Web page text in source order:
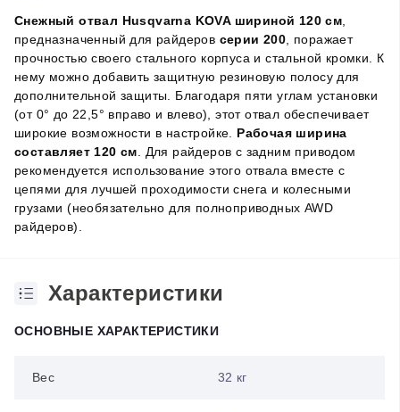
Снежный отвал Husqvarna KOVA шириной 120 см
предназначенный для райдеров серии 200 , поражает
прочностью своего стального корпуса и стальной кромки. К
нему можно добавить защитную резиновую полосу для
дополнительной защиты. Благодаря пяти углам установки
(от 0° до 22,5° вправо и влево), этот отвал обеспечивает
широкие возможности в настройке. Рабочая ширина
составляет 120 см . Для райдеров с задним приводом
рекомендуется использование этого отвала вместе с
цепями для лучшей проходимости снега и колесными
грузами (необязательно для полноприводных AWD
райдеров).
Характеристики
ОСНОВНЫЕ ХАРАКТЕРИСТИКИ
Вес 32 кг